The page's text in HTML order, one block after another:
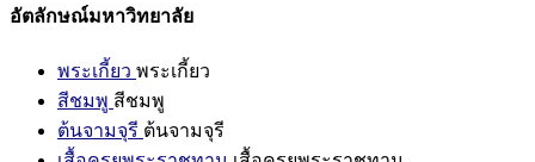
อัตลักษณ์มหาวิทยาลัย
พระเกี้ยว พระเกี้ยว
สีชมพู สีชมพู
ต้นจามจุรี ต้นจามจุรี